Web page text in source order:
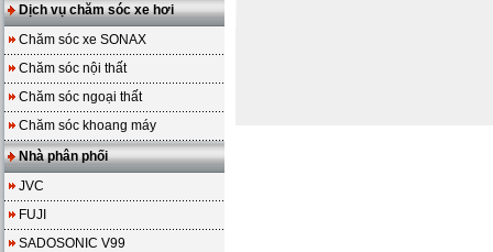
Dịch vụ chăm sóc xe hơi
Chăm sóc xe SONAX
Chăm sóc nội thất
Chăm sóc ngoại thất
Chăm sóc khoang máy
Nhà phân phối
JVC
FUJI
SADOSONIC V99